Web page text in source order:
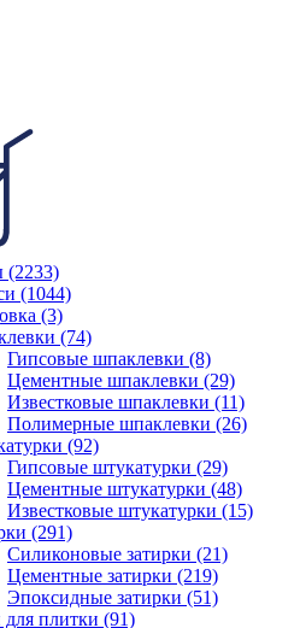
(2233)
(1044)
(3)
(74)
Гипсовые шпаклевки (8)
Цементные шпаклевки (29)
Известковые шпаклевки (11)
Полимерные шпаклевки (26)
(92)
Гипсовые штукатурки (29)
Цементные штукатурки (48)
Известковые штукатурки (15)
(291)
Силиконовые затирки (21)
Цементные затирки (219)
Эпоксидные затирки (51)
плитки (91)